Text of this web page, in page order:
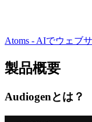
Atoms - AIでウェブ
製品概要
Audiogenとは？